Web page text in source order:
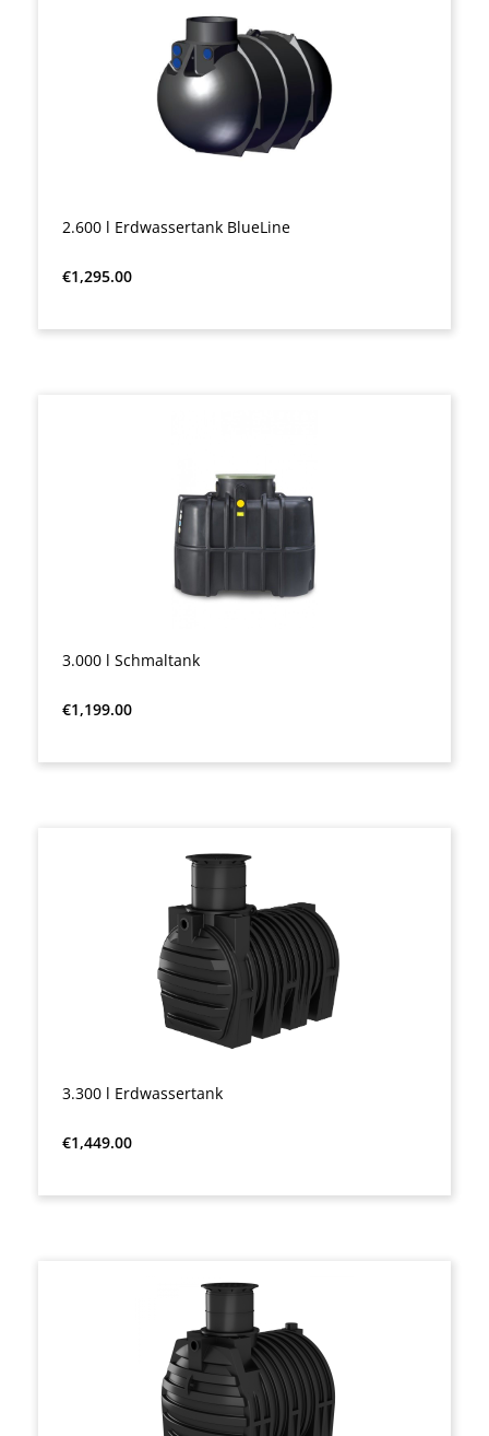
2.600 l Erdwassertank BlueLine
Regular price:
€1,295.00
3.000 l Schmaltank
Regular price:
€1,199.00
3.300 l Erdwassertank
Regular price:
€1,449.00